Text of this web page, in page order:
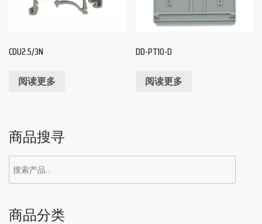
CDU2.5/3N
阅读更多
DD-PT10-D
阅读更多
商品搜寻
商品分类